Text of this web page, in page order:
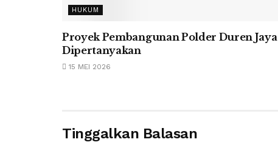
HUKUM
Proyek Pembangunan Polder Duren Jaya
Dipertanyakan
15 MEI 2026
Tinggalkan Balasan